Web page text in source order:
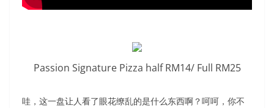
Passion Signature Pizza half RM14/ Full RM25
哇，这一盘让人看了眼花缭乱的是什么东西啊？呵呵，你不